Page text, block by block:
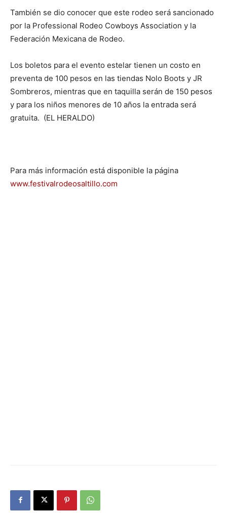
También se dio conocer que este rodeo será sancionado
por la Professional Rodeo Cowboys Association y la
Federación Mexicana de Rodeo.
Los boletos para el evento estelar tienen un costo en
preventa de 100 pesos en las tiendas Nolo Boots y JR
Sombreros, mientras que en taquilla serán de 150 pesos
y para los niños menores de 10 años la entrada será
gratuita. (EL HERALDO)
Para más información está disponible la página
www.festivalrodeosaltillo.com